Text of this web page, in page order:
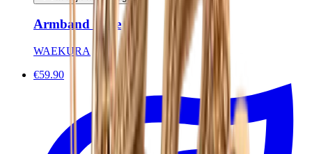
Armband Luce
WAEKURA
€59.90